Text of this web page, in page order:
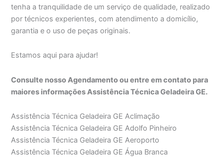
tenha a tranquilidade de um serviço de qualidade, realizado
por técnicos experientes, com atendimento a domicílio,
garantia e o uso de peças originais.
Estamos aqui para ajudar!
Consulte nosso Agendamento ou entre em contato para
maiores informações Assistência Técnica Geladeira GE.
Assistência Técnica Geladeira GE Aclimação
Assistência Técnica Geladeira GE Adolfo Pinheiro
Assistência Técnica Geladeira GE Aeroporto
Assistência Técnica Geladeira GE Água Branca